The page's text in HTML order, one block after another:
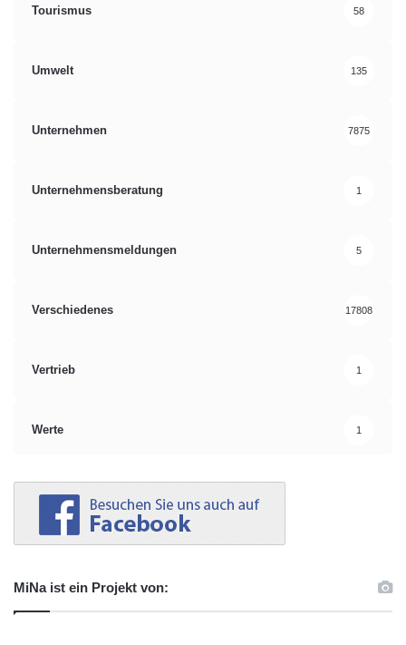
Tourismus 58
Umwelt 135
Unternehmen 7875
Unternehmensberatung 1
Unternehmensmeldungen 5
Verschiedenes 17808
Vertrieb 1
Werte 1
MiNa ist ein Projekt von: